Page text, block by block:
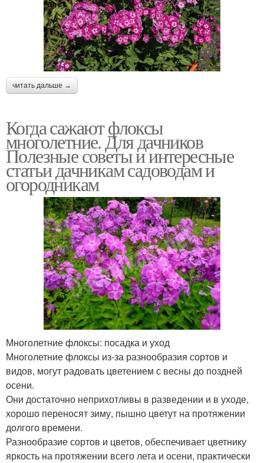
читать дальше →
Когда сажают флоксы
многолетние. Для дачников
Полезные советы и интересные
статьи дачникам садоводам и
огородникам
Многолетние флоксы: посадка и уход
Многолетние флоксы из-за разнообразия сортов и
видов, могут радовать цветением с весны до поздней
осени.
Они достаточно неприхотливы в разведении и в уходе,
хорошо переносят зиму, пышно цветут на протяжении
долгого времени.
Разнообразие сортов и цветов, обеспечивает цветнику
яркость на протяжении всего лета и осени, практически